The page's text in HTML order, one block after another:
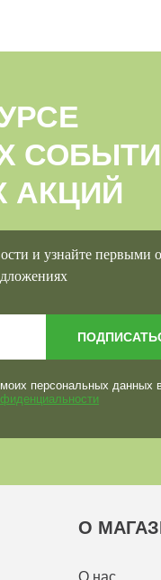
АКЦИЙ
и узнайте первыми
персональных данных
О
О нас